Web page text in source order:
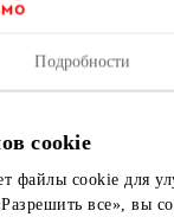
Подробности
cookie
файлы cookie для
все», вы